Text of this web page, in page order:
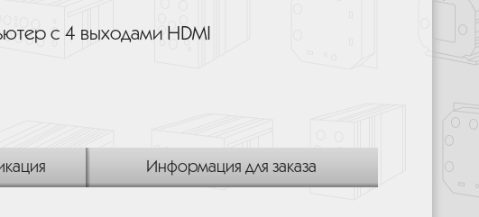
с 4 выходами HDMI
Информация для заказа